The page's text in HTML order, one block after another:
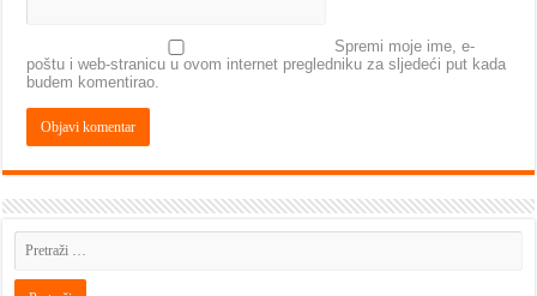
Spremi moje ime, e-
poštu i web-stranicu u ovom internet pregledniku za sljedeći put kada
budem komentirao.